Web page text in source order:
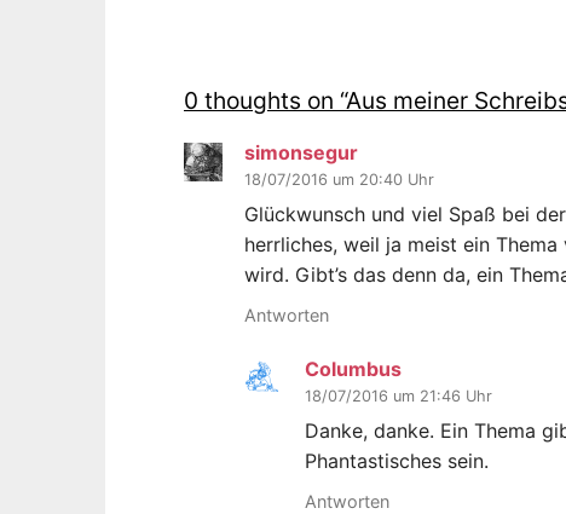
0 thoughts on “Aus meiner
simonsegur
18/07/2016 um 20:40 Uhr
Glückwunsch und viel Spaß bei
herrliches, weil ja meist ein
wird. Gibt’s das denn da, ein
Antworten
Columbus
18/07/2016 um 21:46 Uhr
Danke, danke. Ein Thema
Phantastisches sein.
Antworten